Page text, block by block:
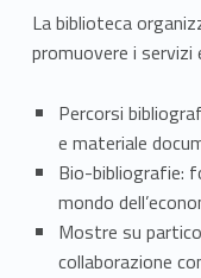
A
t
t
i
v
La biblioteca
promuovere i
Percorsi
e materiale
Bio-bibliografie:
mondo
Mostre su
collaborazione